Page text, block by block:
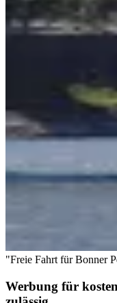
"Freie Fahrt für Bonner
Werbung für